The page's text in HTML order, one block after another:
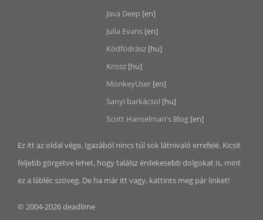
Java Deep [en]
Julia Evans [en]
Kódfodrász [hu]
Krissz [hu]
MonkeyUser [en]
Sanyi barkácsol [hu]
Scott Hanselman's Blog [en]
Ez itt az oldal vége. Igazából nincs túl sok látnivaló errefelé. Kicsit
feljebb görgetve lehet, hogy találsz érdekesebb dolgokat is, mint
ez a lábléc szöveg. De ha már itt vagy, kattints meg pár linket!
© 2004-2026 deadlime